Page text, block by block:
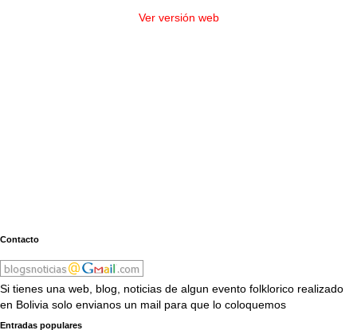
Ver versión web
Contacto
Si tienes una web, blog, noticias de algun evento folklorico realizado
en Bolivia solo envianos un mail para que lo coloquemos
Entradas populares